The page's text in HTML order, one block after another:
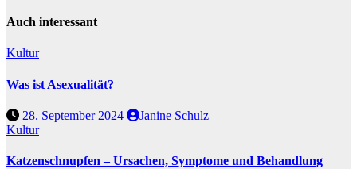
Auch interessant
Kultur
Was ist Asexualität?
28. September 2024
Janine Schulz
Kultur
Katzenschnupfen – Ursachen, Symptome und Behandlung